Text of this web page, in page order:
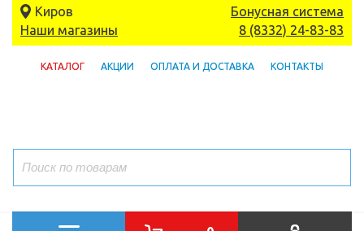
Киров
Наши магазины
Бонусная система
8 (8332) 24-83-83
КАТАЛОГ АКЦИИ ОПЛАТА И ДОСТАВКА КОНТАКТЫ